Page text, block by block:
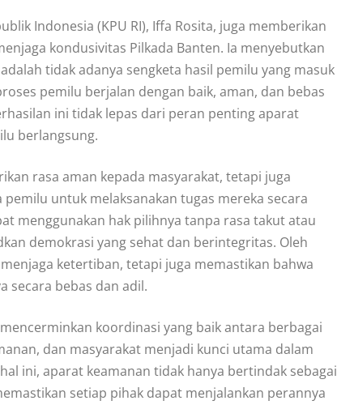
Indonesia (KPU RI), Iffa Rosita, juga memberikan
kondusivitas Pilkada Banten. Ia menyebutkan
tidak adanya sengketa hasil pemilu yang masuk
pemilu berjalan dengan baik, aman, dan bebas
ini tidak lepas dari peran penting aparat
berlangsung.
rasa aman kepada masyarakat, tetapi juga
untuk melaksanakan tugas mereka secara
menggunakan hak pilihnya tanpa rasa takut atau
demokrasi yang sehat dan berintegritas. Oleh
ketertiban, tetapi juga memastikan bahwa
secara bebas dan adil.
koordinasi yang baik antara berbagai
dan masyarakat menjadi kunci utama dalam
ini, aparat keamanan tidak hanya bertindak sebagai
setiap pihak dapat menjalankan perannya